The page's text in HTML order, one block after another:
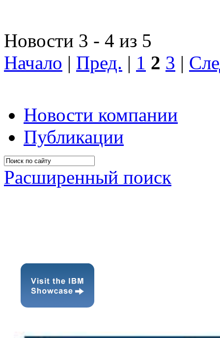
Новости 3 - 4 из 5
Начало | Пред. | 1 2 3 |
Новости компании
Публикации
Расширенный поиск